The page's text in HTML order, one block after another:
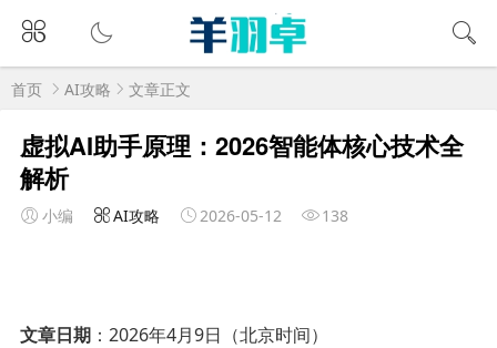
首页 AI攻略 文章正文
虚拟AI助手原理：2026智能体核心技术全
解析
小编 AI攻略 2026-05-12 138
文章日期：2026年4月9日（北京时间）